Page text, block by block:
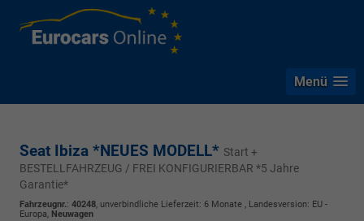
Menü
Seat Ibiza *NEUES MODELL* Start +
BESTELLFAHRZEUG / FREI KONFIGURIERBAR *5 Jahre
Garantie*
Fahrzeugnr.: 40248, unverbindliche Lieferzeit: 6 Monate , Landesversion: EU -
Europa, Neuwagen